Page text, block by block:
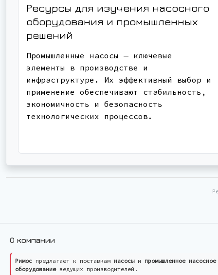
Ресурсы для изучения насосного
оборудования и промышленных
решений
Промышленные насосы — ключевые
элементы в производстве и
инфраструктуре. Их эффективный выбор и
применение обеспечивают стабильность,
экономичность и безопасность
технологических процессов.
О компании
Римос предлагает к поставкам насосыи промышленное насосное
оборудованиеведущих производителей.